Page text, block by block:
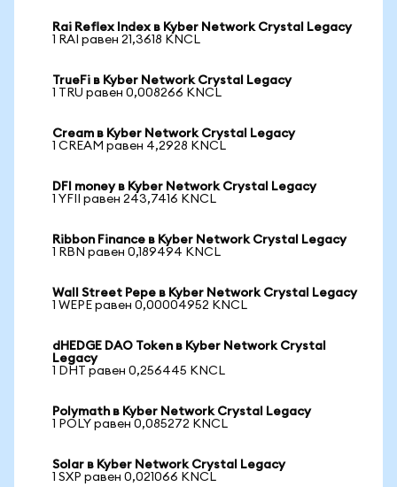
Rai Reflex Index в Kyber Network Crystal Legacy
1 RAI равен 21,3618 KNCL
TrueFi в Kyber Network Crystal Legacy
1 TRU равен 0,008266 KNCL
Cream в Kyber Network Crystal Legacy
1 CREAM равен 4,2928 KNCL
DFI money в Kyber Network Crystal Legacy
1 YFII равен 243,7416 KNCL
Ribbon Finance в Kyber Network Crystal Legacy
1 RBN равен 0,189494 KNCL
Wall Street Pepe в Kyber Network Crystal Legacy
1 WEPE равен 0,00004952 KNCL
dHEDGE DAO Token в Kyber Network Crystal
Legacy
1 DHT равен 0,256445 KNCL
Polymath в Kyber Network Crystal Legacy
1 POLY равен 0,085272 KNCL
Solar в Kyber Network Crystal Legacy
1 SXP равен 0,021066 KNCL